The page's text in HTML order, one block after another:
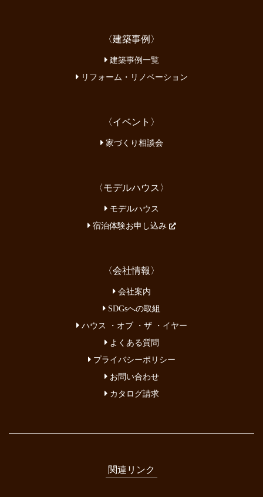
〈建築事例〉
建築事例一覧
リフォーム・リノベーション
〈イベント〉
家づくり相談会
〈モデルハウス〉
モデルハウス
宿泊体験お申し込み
〈会社情報〉
会社案内
SDGsへの取組
ハウス ・オブ ・ザ ・イヤー
よくある質問
プライバシーポリシー
お問い合わせ
カタログ請求
関連リンク